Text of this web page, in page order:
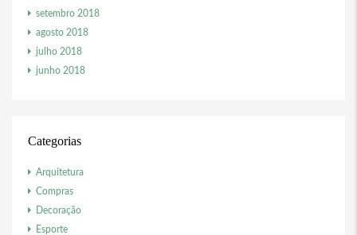
setembro 2018
agosto 2018
julho 2018
junho 2018
Categorias
Arquitetura
Compras
Decoração
Esporte